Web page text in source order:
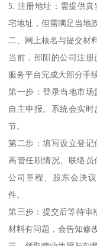
5. 注册地址：需提供
宅地址，但需满足当地
二、网上核名与提交材
当前，邵阳的公司注
服务平台完成大部分手续
第一步：登录当地市
自主申报。系统会实
节。
第二步：填写设立登记
高管任职情况、联络
公司章程、股东会决
件。
第三步：提交后等待审
材料有问题，会告知修